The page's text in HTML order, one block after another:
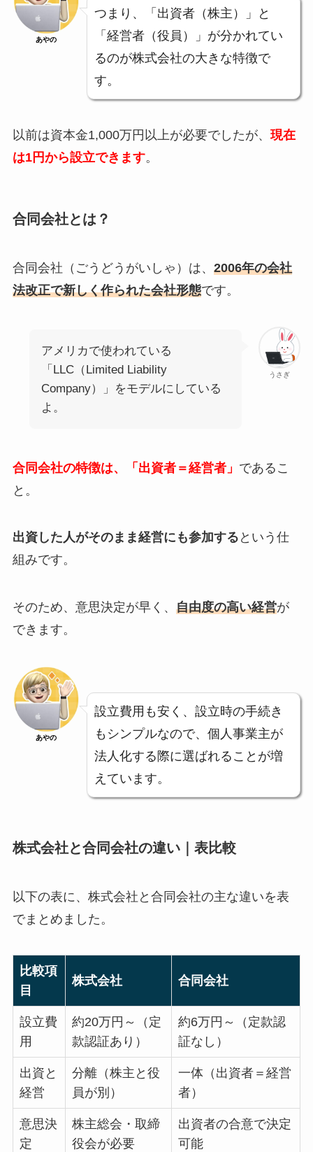
あやの
つまり、「出資者（株主）」と
「経営者（役員）」が分かれてい
るのが株式会社の大きな特徴で
す。
以前は資本金1,000万円以上が必要でしたが、 現在
は1円から設立できます。
合同会社とは？
合同会社（ごうどうがいしゃ）は、 2006年の会社
法改正で新しく作られた会社形態です。
うさぎ
アメリカで使われている
「LLC（Limited Liability
Company）」をモデルにしている
よ。
合同会社の特徴は、「出資者＝経営者」 であるこ
と。
出資した人がそのまま経営にも参加する という仕
組みです。
そのため、意思決定が早く、 自由度の高い経営が
できます。
あやの
設立費用も安く、設立時の手続き
もシンプルなので、個人事業主が
法人化する際に選ばれることが増
えています。
株式会社と合同会社の違い｜表比較
以下の表に、株式会社と合同会社の主な違いを表
でまとめました。
比較項
目
株式会社 合同会社
設立費
用
約20万円～（定
款認証あり）
約6万円～（定款認
証なし）
出資と
経営
分離（株主と役
員が別）
一体（出資者＝経営
者）
意思決
定
株主総会・取締
役会が必要
出資者の合意で決定
可能